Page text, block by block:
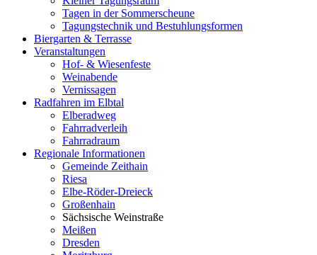
Tagen in der Sommerscheune
Tagungstechnik und Bestuhlungsformen
Biergarten & Terrasse
Veranstaltungen
Hof- & Wiesenfeste
Weinabende
Vernissagen
Radfahren im Elbtal
Elberadweg
Fahrradverleih
Fahrradraum
Regionale Informationen
Gemeinde Zeithain
Riesa
Elbe-Röder-Dreieck
Großenhain
Sächsische Weinstraße
Meißen
Dresden